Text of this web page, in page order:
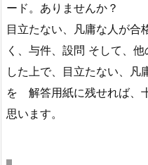
ード。ありませんか？
目立たない、凡庸な人が合
く、与件、設問 そして、
した上で、目立たない、凡
を 解答用紙に残せれば、
思います。